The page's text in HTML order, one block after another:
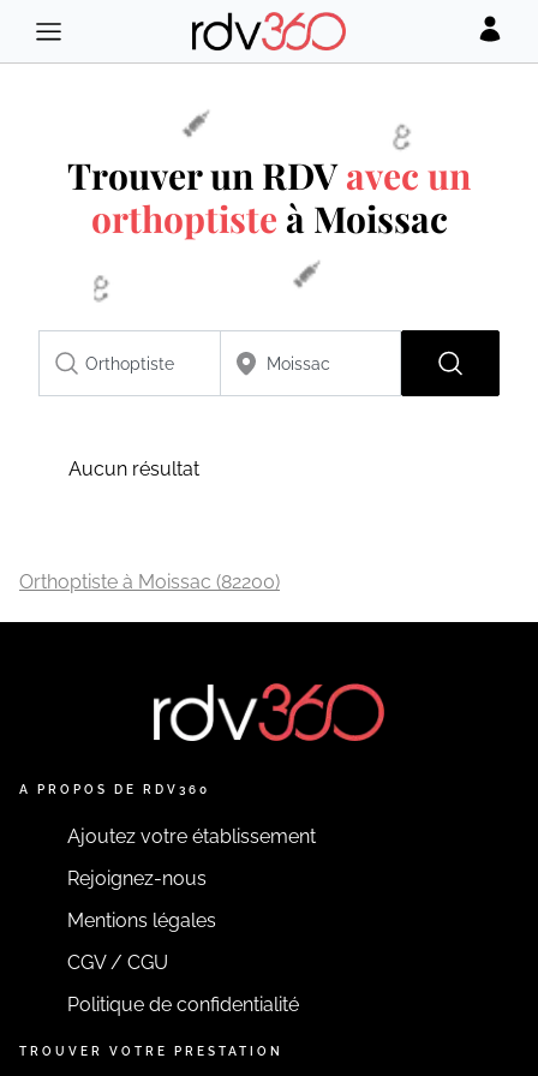
Trouver un RDVavec un
orthoptiste à Moissac
Aucun résultat
Orthoptiste à Moissac (82200)
A PROPOS DE RDV360
Ajoutez votre établissement
Rejoignez-nous
Mentions légales
CGV / CGU
Politique de confidentialité
TROUVER VOTRE PRESTATION